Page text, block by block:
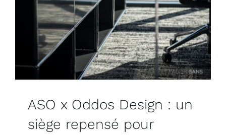
ASO x Oddos Design : un
siège repensé pour